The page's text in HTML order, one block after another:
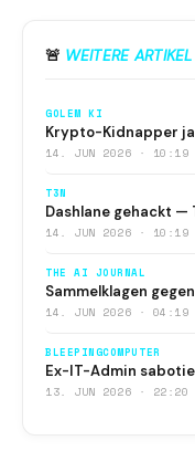
🚨 WEITERE ARTIKEL
GOLEM KI
Krypto-Kidnapper
14. JUN 2026 · 10:19
T3N
Dashlane gehackt —
14. JUN 2026 · 10:19
THE AI JOURNAL
Sammelklagen
14. JUN 2026 · 04:19
BLEEPINGCOMPUTER
Ex-IT-Admin
13. JUN 2026 · 22:20